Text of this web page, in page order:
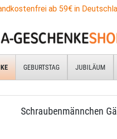
ab 59€ in
GEBURTSTAG JUBILÄUM
Schraubenmännchen